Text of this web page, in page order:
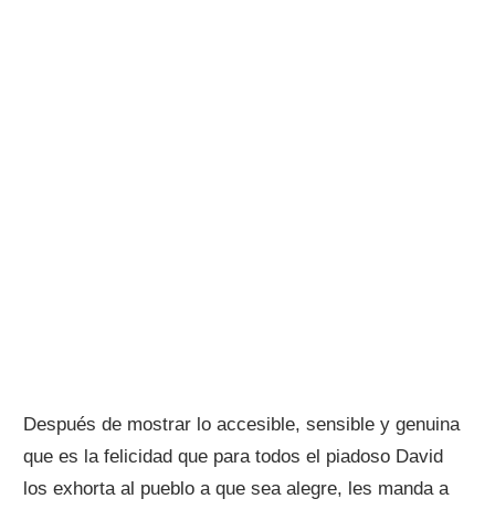
Después de mostrar lo accesible, sensible y genuina
que es la felicidad que para todos el piadoso David
los exhorta al pueblo a que sea alegre, les manda a